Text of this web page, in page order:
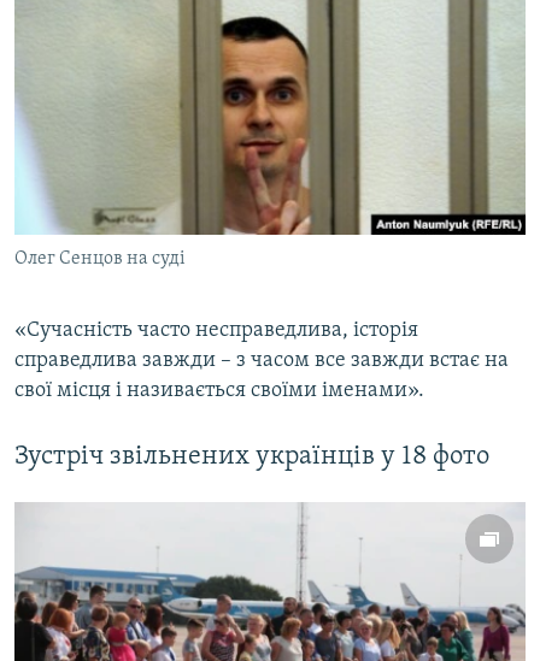
Олег Сенцов на суді
«Сучасність часто несправедлива, історія
справедлива завжди – з часом все завжди встає на
свої місця і називається своїми іменами».
Зустріч звільнених українців у 18 фото